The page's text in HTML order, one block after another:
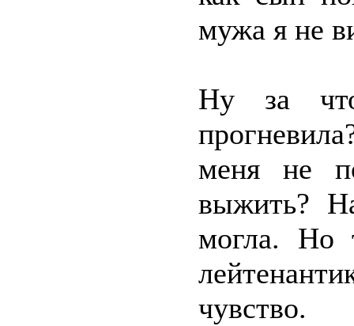
мужа я не
Ну за
меня не
выжить?
могла. Но
чувство.